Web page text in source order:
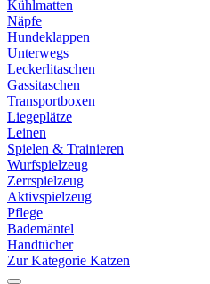
Kühlmatten
Näpfe
Hundeklappen
Unterwegs
Leckerlitaschen
Gassitaschen
Transportboxen
Liegeplätze
Leinen
Spielen & Trainieren
Wurfspielzeug
Zerrspielzeug
Aktivspielzeug
Pflege
Bademäntel
Handtücher
Zur Kategorie Katzen